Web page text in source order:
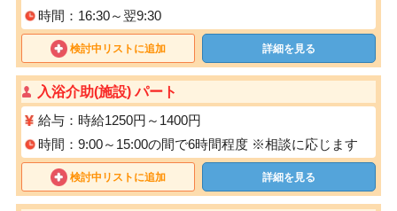
時間：16:30～翌9:30
検討中リストに追加 詳細を見る
入浴介助(施設) パート
給与：時給1250円～1400円
時間：9:00～15:00の間で6時間程度 ※相談に応じます
検討中リストに追加 詳細を見る